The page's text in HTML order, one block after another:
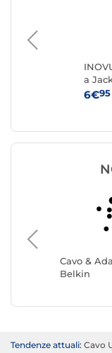
a
6€95
Cavo &
Belkin
Tendenze attuali: Cavo